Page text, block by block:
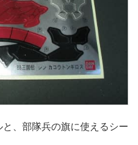
、部隊兵の旗に使えるシー